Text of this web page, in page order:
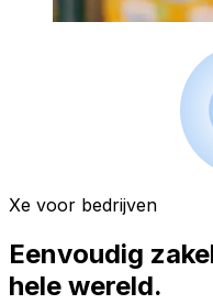
Xe voor bedrijven
Eenvoudig
hele wereld.